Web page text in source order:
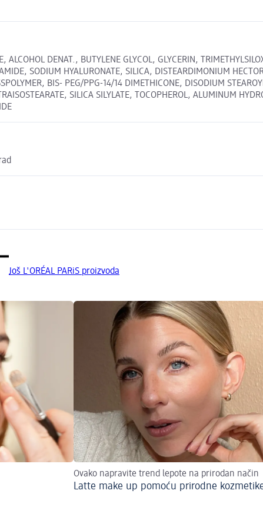
DENAT., BUTYLENE GLYCOL, GLYCERIN,
SODIUM HYALURONATE, SILICA, DISTEARDIMONIUM
BIS- PEG/PPG-14/14 DIMETHICONE, DISODIUM
SILICA SILYLATE, TOCOPHEROL, ALUMINUM
Još L'ORÉAL PARiS proizvoda
Ovako napravite trend lepote na prirodan način
Latte make up pomoću prirodne